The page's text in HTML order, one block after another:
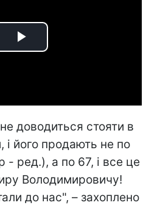
Play
доводиться стояти в
і його продають не по
- ред.), а по 67, і все це
Володимировичу!
до нас", – захоплено